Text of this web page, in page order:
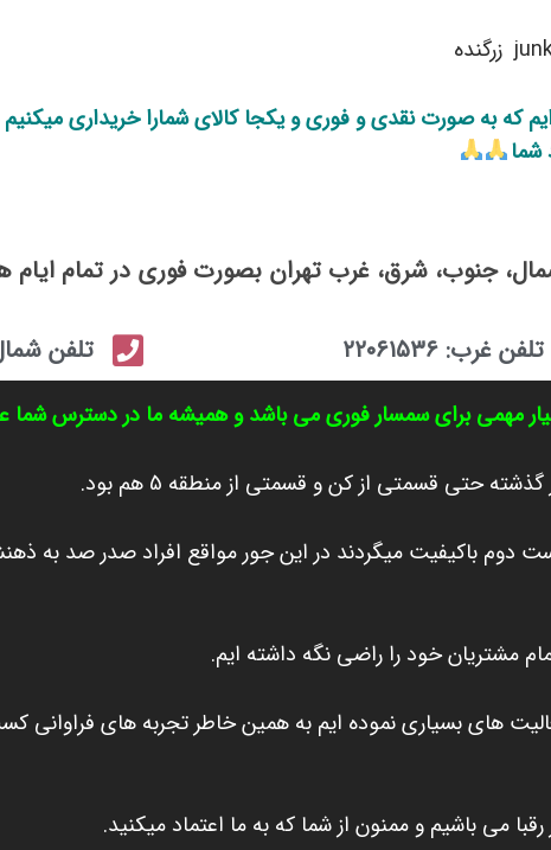
زرگنده
که به صورت نقدی و فوری و یکجا کالای شمارا خریداری
شما
جنوب، شرق، غرب تهران بصورت فوری در تمام
تلفن غرب: ۲۲۰۶۱۵۳۶ تلفن شمال: ۲۲۲۴۵۲۶۶-
مهمی برای سمسار فوری می باشد و همیشه ما در دسترس شما
دوم باکیفیت میگردند در این جور مواقع افراد صدر صد به
مشتریان خود را راضی نگه داشته ایم.
های بسیاری نموده ایم به همین خاطر تجربه های فراوانی
می باشیم و ممنون از شما که به ما اعتماد میکنید.